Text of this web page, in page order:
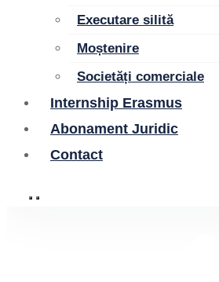
Executare silită
Moștenire
Societăți comerciale
Internship Erasmus
Abonament Juridic
Contact